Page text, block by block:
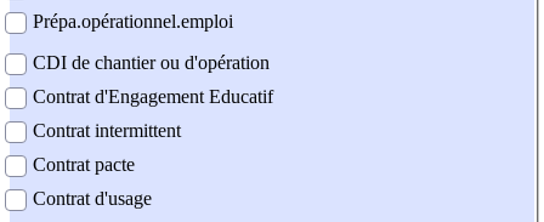
Prépa.opérationnel.emploi
CDI de chantier ou d'opération
Contrat d'Engagement Educatif
Contrat intermittent
Contrat pacte
Contrat d'usage